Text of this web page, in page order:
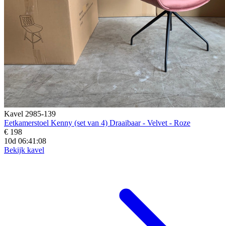
Kavel 2985-139
Eetkamerstoel Kenny (set van 4) Draaibaar - Velvet - Roze
€ 198
10d 06:41:06
Bekijk kavel